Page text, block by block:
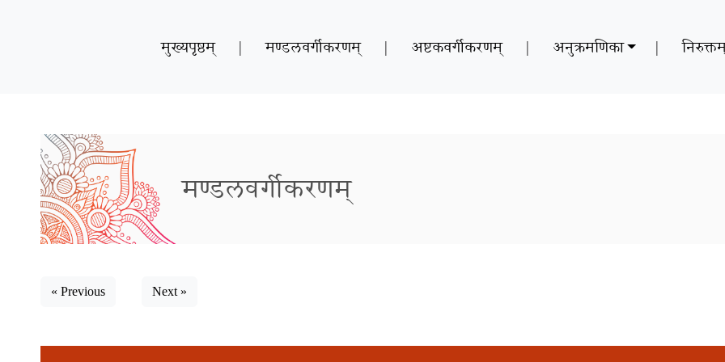
मुख्यपृष्ठम् | मण्डलवर्गीकरणम् | अष्टकवर्गीकरणम् | अनुक्रमणिका |
मण्डलवर्गीकरणम्
« Previous Next »